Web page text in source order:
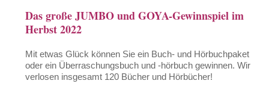
Das große JUMBO und GOYA-Gewinnspiel im
Herbst 2022
Mit etwas Glück können Sie ein Buch- und Hörbuchpaket
oder ein Überraschungsbuch und -hörbuch gewinnen. Wir
verlosen insgesamt 120 Bücher und Hörbücher!